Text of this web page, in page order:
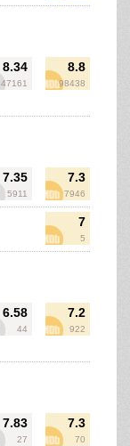
8.34
47161
8.8
98438
7.35
5911
7.3
7946
7
5
6.58
44
7.2
922
7.83
27
7.3
70